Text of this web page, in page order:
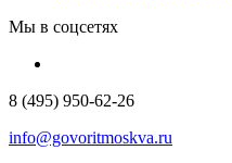
Мы в соцсетях
8 (495) 950-62-26
info@govoritmoskva.ru